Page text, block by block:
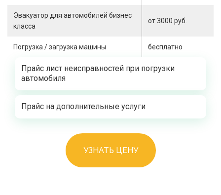
Эвакуатор для автомобилей бизнес
класса
от 3000 руб.
Погрузка / загрузка машины бесплатно
Прайс лист неисправностей при погрузки
автомобиля
Прайс на дополнительные услуги
УЗНАТЬ ЦЕНУ